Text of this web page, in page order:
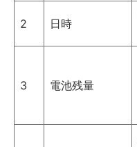
2 日時
3 電池残量